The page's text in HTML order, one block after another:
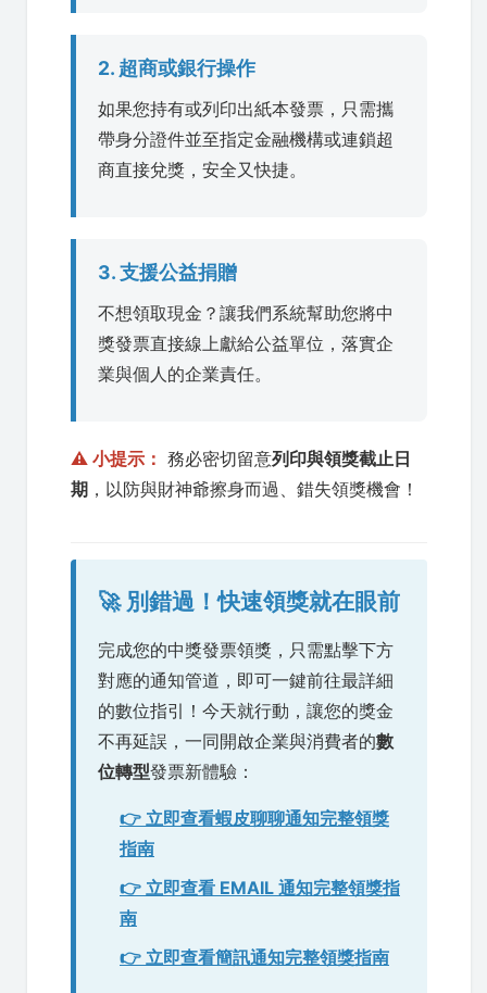
2. 超商或銀行操作
如果您持有或列印出紙本發票，只需攜
帶身分證件並至指定金融機構或連鎖超
商直接兌獎，安全又快捷。
3. 支援公益捐贈
不想領取現金？讓我們系統幫助您將中
獎發票直接線上獻給公益單位，落實企
業與個人的企業責任。
⚠️ 小提示： 務必密切留意列印與領獎截止日
期 ，以防與財神爺擦身而過、錯失領獎機會！
🚀 別錯過！快速領獎就在眼前
完成您的中獎發票領獎，只需點擊下方
對應的通知管道，即可一鍵前往最詳細
的數位指引！今天就行動，讓您的獎金
不再延誤，一同開啟企業與消費者的數
位轉型發票新體驗：
👉 立即查看蝦皮聊聊通知完整領獎
指南
👉 立即查看 EMAIL 通知完整領獎指
南
👉 立即查看簡訊通知完整領獎指南